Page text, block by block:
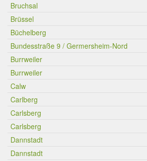
Bruchsal
Brüssel
Büchelberg
Bundesstraße 9 / Germersheim-Nord
Burrweiler
Burrweiler
Calw
Carlberg
Carlsberg
Carlsberg
Dannstadt
Dannstadt